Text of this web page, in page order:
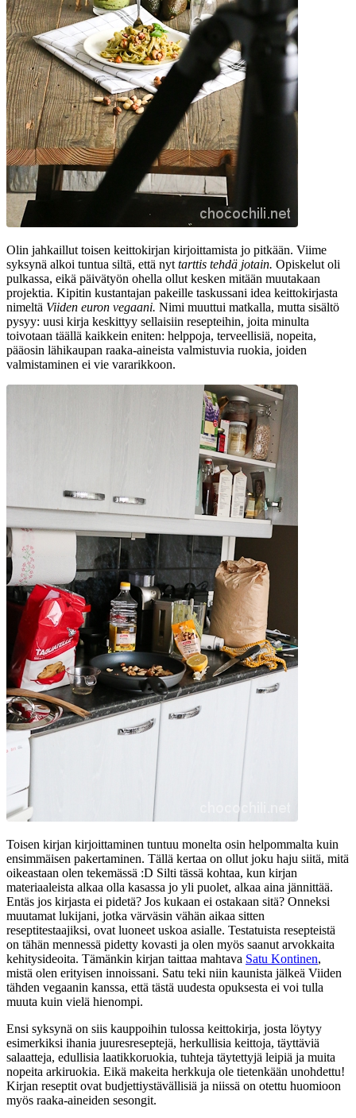
Olin jahkaillut toisen keittokirjan kirjoittamista jo pitkään. Viime
syksynä alkoi tuntua siltä, että nyt tarttis tehdä jotain. Opiskelut oli
pulkassa, eikä päivätyön ohella ollut kesken mitään muutakaan
projektia. Kipitin kustantajan pakeille taskussani idea keittokirjasta
nimeltä Viiden euron vegaani. Nimi muuttui matkalla, mutta sisältö
pysyy: uusi kirja keskittyy sellaisiin resepteihin, joita minulta
toivotaan täällä kaikkein eniten: helppoja, terveellisiä, nopeita,
pääosin lähikaupan raaka-aineista valmistuvia ruokia, joiden
valmistaminen ei vie vararikkoon.
Toisen kirjan kirjoittaminen tuntuu monelta osin helpommalta kuin
ensimmäisen pakertaminen. Tällä kertaa on ollut joku haju siitä, mitä
oikeastaan olen tekemässä :D Silti tässä kohtaa, kun kirjan
materiaaleista alkaa olla kasassa jo yli puolet, alkaa aina jännittää.
Entäs jos kirjasta ei pidetä? Jos kukaan ei ostakaan sitä? Onneksi
muutamat lukijani, jotka värväsin vähän aikaa sitten
reseptitestaajiksi, ovat luoneet uskoa asialle. Testatuista resepteistä
on tähän mennessä pidetty kovasti ja olen myös saanut arvokkaita
kehitysideoita. Tämänkin kirjan taittaa mahtava Satu Kontinen,
mistä olen erityisen innoissani. Satu teki niin kaunista jälkeä Viiden
tähden vegaanin kanssa, että tästä uudesta opuksesta ei voi tulla
muuta kuin vielä hienompi.
Ensi syksynä on siis kauppoihin tulossa keittokirja, josta löytyy
esimerkiksi ihania juuresreseptejä, herkullisia keittoja, täyttäviä
salaatteja, edullisia laatikkoruokia, tuhteja täytettyjä leipiä ja muita
nopeita arkiruokia. Eikä makeita herkkuja ole tietenkään unohdettu!
Kirjan reseptit ovat budjettiystävällisiä ja niissä on otettu huomioon
myös raaka-aineiden sesongit.